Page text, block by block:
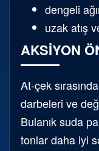
dengeli
uzak atış
AKSIYON
At-çek
darbeleri ve
Bulanık suda
tonlar daha iyi